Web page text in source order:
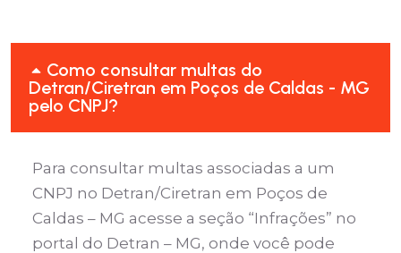
Como consultar multas do
Detran/Ciretran em Poços de Caldas - MG
pelo CNPJ?
Para consultar multas associadas a um
CNPJ no Detran/Ciretran em Poços de
Caldas – MG acesse a seção “Infrações” no
portal do Detran – MG, onde você pode